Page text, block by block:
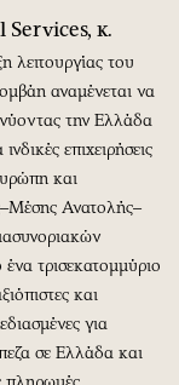
Services, κ.
λειτουργίας του
αναμένεται να
την Ελλάδα
επιχειρήσεις
και
Ανατολής–
τρισεκατομμύριο
και
για
σε Ελλάδα και